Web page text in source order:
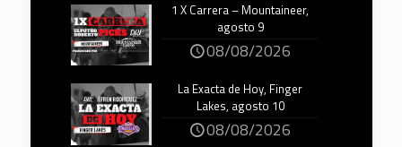
1 X Carrera – Mountaineer,
agosto 9
08/08/2026
La Exacta de Hoy, Finger
Lakes, agosto 10
08/08/2026